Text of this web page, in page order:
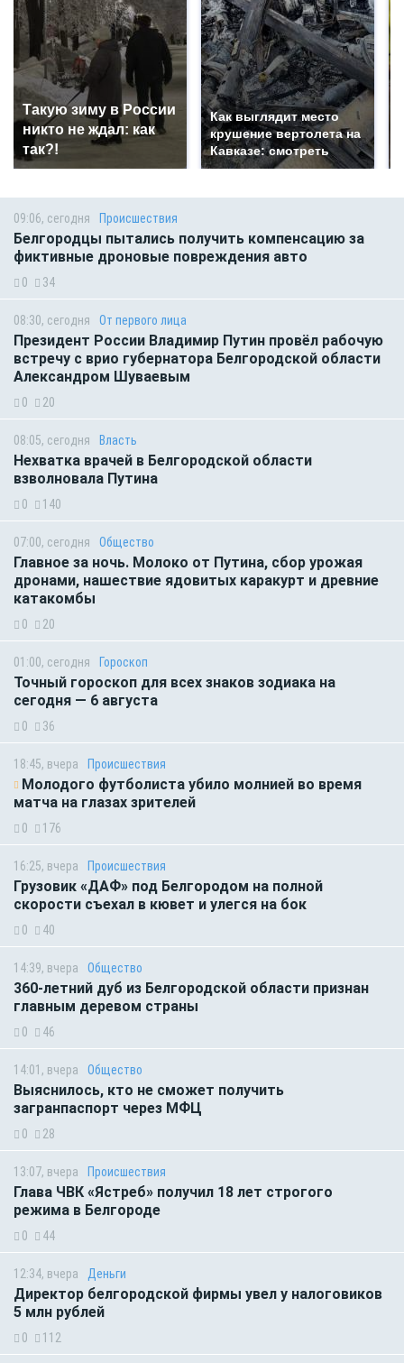
Такую зиму в России
никто не ждал: как
так?!
Как выглядит место
крушение вертолета на
Кавказе: смотреть
09:06, сегодня Происшествия
Белгородцы пытались получить компенсацию за
фиктивные дроновые повреждения авто
0 34
08:30, сегодня От первого лица
Президент России Владимир Путин провёл рабочую
встречу с врио губернатора Белгородской области
Александром Шуваевым
0 20
08:05, сегодня Власть
Нехватка врачей в Белгородской области
взволновала Путина
0 140
07:00, сегодня Общество
Главное за ночь. Молоко от Путина, сбор урожая
дронами, нашествие ядовитых каракурт и древние
катакомбы
0 20
01:00, сегодня Гороскоп
Точный гороскоп для всех знаков зодиака на
сегодня — 6 августа
0 36
18:45, вчера Происшествия
Молодого футболиста убило молнией во время
матча на глазах зрителей
0 176
16:25, вчера Происшествия
Грузовик «ДАФ» под Белгородом на полной
скорости съехал в кювет и улегся на бок
0 40
14:39, вчера Общество
360-летний дуб из Белгородской области признан
главным деревом страны
0 46
14:01, вчера Общество
Выяснилось, кто не сможет получить
загранпаспорт через МФЦ
0 28
13:07, вчера Происшествия
Глава ЧВК «Ястреб» получил 18 лет строгого
режима в Белгороде
0 44
12:34, вчера Деньги
Директор белгородской фирмы увел у налоговиков
5 млн рублей
0 112